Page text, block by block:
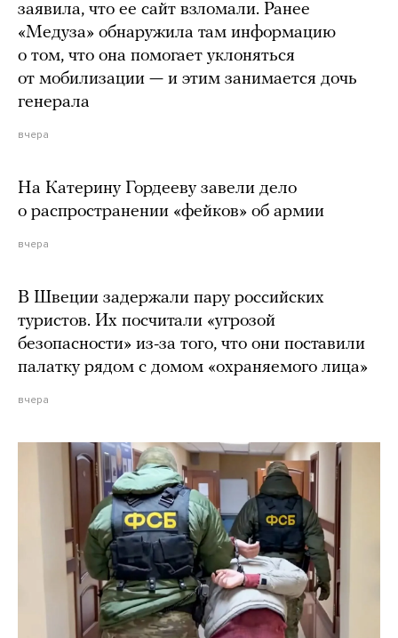
заявила, что ее сайт взломали. Ранее
«Медуза» обнаружила там информацию
о том, что она помогает уклоняться
от мобилизации — и этим занимается дочь
генерала
вчера
На Катерину Гордееву завели дело
о распространении «фейков» об армии
вчера
В Швеции задержали пару российских
туристов. Их посчитали «угрозой
безопасности» из-за того, что они поставили
палатку рядом с домом «охраняемого лица»
вчера